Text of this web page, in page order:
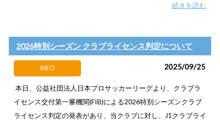
続きを読む
2026特別シーズン クラブライセンス判定について
INFO 2025/09/25
本日、公益社団法人日本プロサッカーリーグより、クラブラ
イセンス交付第一審機関(FIB)による2026特別シーズンクラブ
ライセンス判定の発表があり、当クラブに対し、J1クラブライ